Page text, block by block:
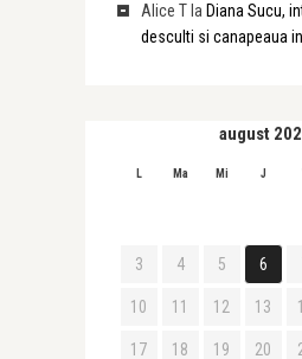
Alice Tla Diana Sucu,
desculti si canapeaua
august
L Ma Mi J
3 4 5 6
10 11 12 13
17 18 19 20